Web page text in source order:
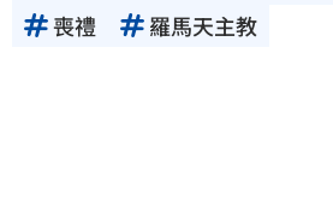
喪禮
羅馬天主教